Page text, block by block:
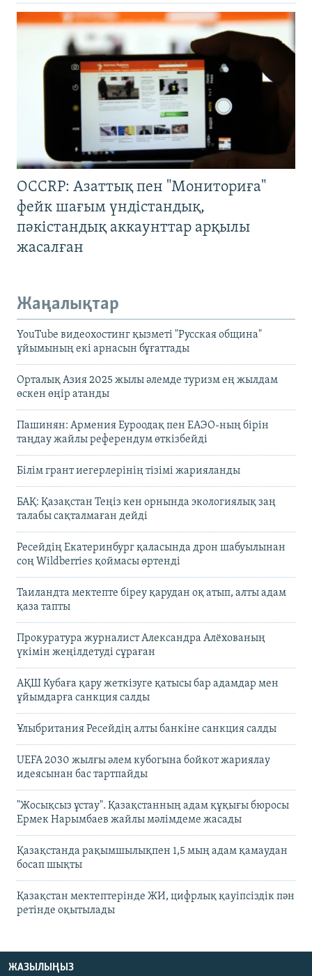
OCCRP: Азаттық пен "Мониториға"
фейк шағым үндістандық,
пәкістандық аккаунттар арқылы
жасалған
Жаңалықтар
YouTube видеохостинг қызметі "Русская община"
ұйымының екі арнасын бұғаттады
Орталық Азия 2025 жылы әлемде туризм ең жылдам
өскен өңір атанды
Пашинян: Армения Еуроодақ пен ЕАЭО-ның бірін
таңдау жайлы референдум өткізбейді
Білім грант иегерлерінің тізімі жарияланды
БАҚ: Қазақстан Теңіз кен орнында экологиялық заң
талабы сақталмаған дейді
Ресейдің Екатеринбург қаласында дрон шабуылынан
соң Wildberries қоймасы өртенді
Таиландта мектепте біреу қарудан оқ атып, алты адам
қаза тапты
Прокуратура журналист Александра Алёхованың
үкімін жеңілдетуді сұраған
АҚШ Кубаға қару жеткізуге қатысы бар адамдар мен
ұйымдарға санкция салды
Ұлыбритания Ресейдің алты банкіне санкция салды
UEFA 2030 жылғы әлем кубогына бойкот жариялау
идеясынан бас тартпайды
"Жосықсыз ұстау". Қазақстанның адам құқығы бюросы
Ермек Нарымбаев жайлы мәлімдеме жасады
Қазақстанда рақымшылықпен 1,5 мың адам қамаудан
босап шықты
Қазақстан мектептерінде ЖИ, цифрлық қауіпсіздік пән
ретінде оқытылады
ЖАЗЫЛЫҢЫЗ